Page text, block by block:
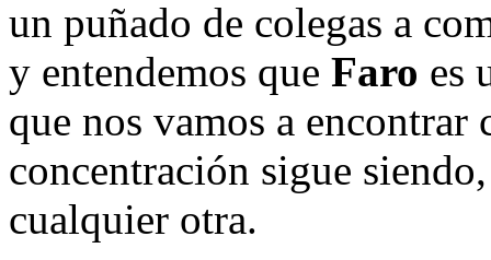
un puñado de colegas a
y entendemos que Faro es
que nos vamos a
concentración sigue
cualquier otra.